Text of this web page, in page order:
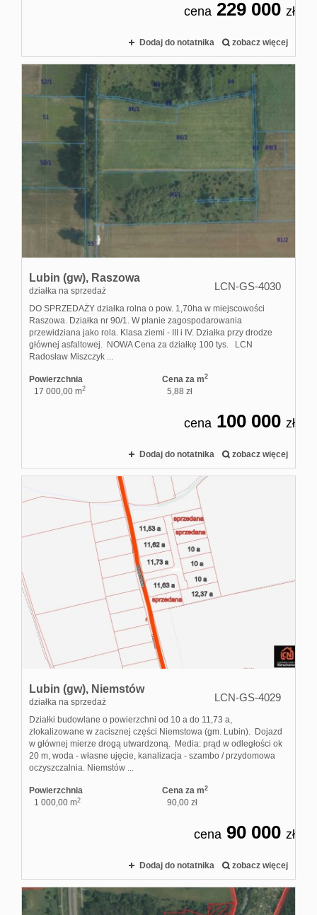
cena 229 000 zł
Dodaj do notatnika zobacz więcej
Lubin (gw), Raszowa
działka na sprzedaż LCN-GS-4030
DO SPRZEDAŻY działka rolna o pow. 1,70ha w miejscowości
Raszowa. Działka nr 90/1. W planie zagospodarowania
przewidziana jako rola. Klasa ziemi - III i IV. Działka przy drodze
głównej asfaltowej. NOWA Cena za działkę 100 tys. LCN
Radosław Miszczyk ...
Powierzchnia
17 000,00 m2
Cena za m2
5,88 zł
cena 100 000 zł
Dodaj do notatnika zobacz więcej
Lubin (gw), Niemstów
działka na sprzedaż LCN-GS-4029
Działki budowlane o powierzchni od 10 a do 11,73 a,
zlokalizowane w zacisznej części Niemstowa (gm. Lubin). Dojazd
w głównej mierze drogą utwardzoną. Media: prąd w odległości ok
20 m, woda - własne ujęcie, kanalizacja - szambo / przydomowa
oczyszczalnia. Niemstów ...
Powierzchnia
1 000,00 m2
Cena za m2
90,00 zł
cena 90 000 zł
Dodaj do notatnika zobacz więcej